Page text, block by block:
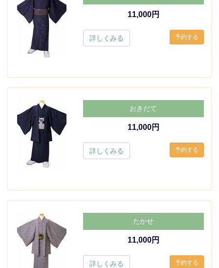
11,000円
詳しくみる
おきだて
11,000円
詳しくみる
たかせ
11,000円
詳しくみる